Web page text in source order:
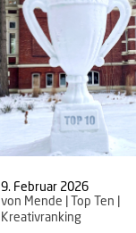
9. Februar 2026
von Mende | Top Ten |
Kreativranking